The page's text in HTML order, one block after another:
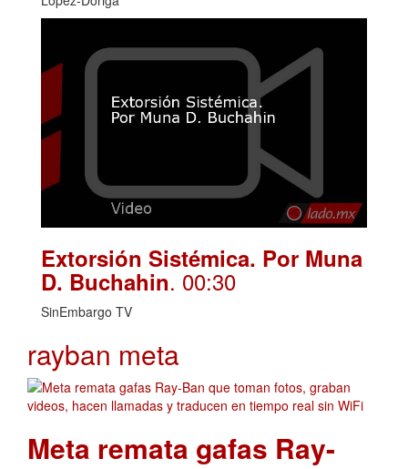
Extorsión Sistémica. Por Muna
D. Buchahin. 00:30
SinEmbargo TV
rayban meta
Meta remata gafas Ray-